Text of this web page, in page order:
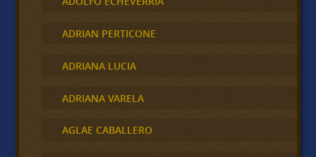
ADRIAN PERTICONE
ADRIANA LUCIA
ADRIANA VARELA
AGLAE CABALLERO